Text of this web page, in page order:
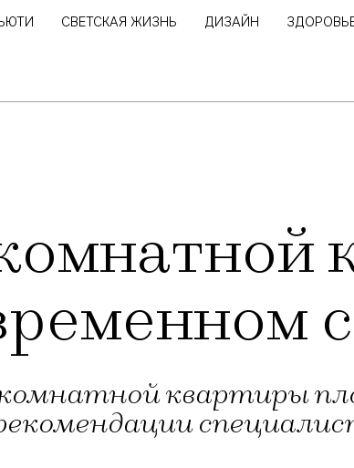
СВЕТСКАЯ ЖИЗНЬ ДИЗАЙН
квартиры